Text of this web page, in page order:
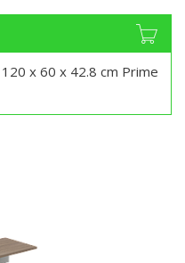
x 60 x 42.8 cm Prime